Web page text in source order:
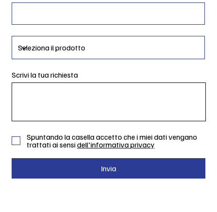
Scrivi la tua richiesta
Spuntando la casella accetto che i miei dati vengano
trattati ai sensidell'informativa privacy
Invia